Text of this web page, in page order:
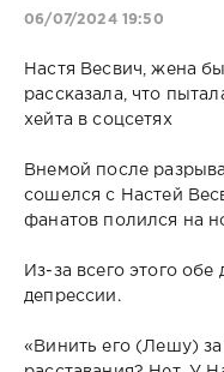
06/07/2024 19:50
Настя Весвич, жена
рассказала, что
хейта в соцсетях
Внемой после
сошелся с Настей
фанатов полился на
Из-за всего этого
депрессии.
«Винить его (Лешу)